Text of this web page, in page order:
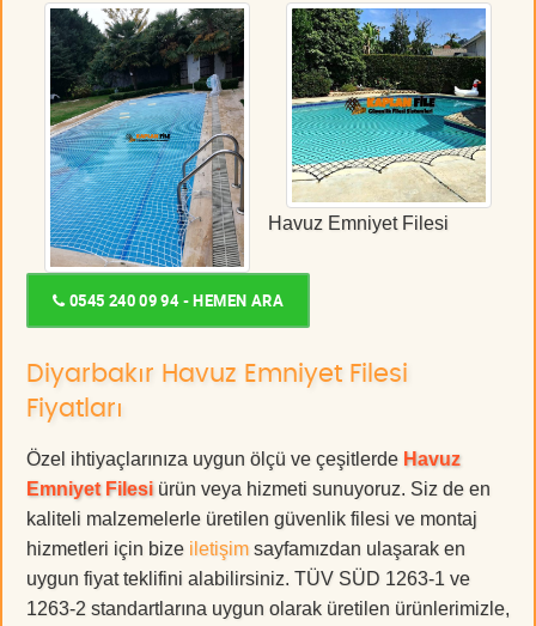
Havuz Emniyet Filesi
0545 240 09 94 - HEMEN ARA
Diyarbakır Havuz Emniyet Filesi
Fiyatları
Özel ihtiyaçlarınıza uygun ölçü ve çeşitlerde Havuz
Emniyet Filesi ürün veya hizmeti sunuyoruz. Siz de en
kaliteli malzemelerle üretilen güvenlik filesi ve montaj
hizmetleri için bize iletişim sayfamızdan ulaşarak en
uygun fiyat teklifini alabilirsiniz. TÜV SÜD 1263-1 ve
1263-2 standartlarına uygun olarak üretilen ürünlerimizle,